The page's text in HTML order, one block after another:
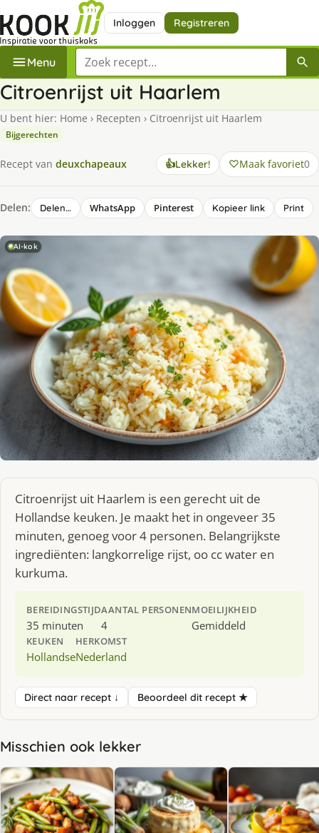
Inloggen Registreren
Menu Zoek een recept
Citroenrijst uit Haarlem
U bent hier: Home › Recepten › Citroenrijst uit Haarlem
Bijgerechten
Recept van deuxchapeaux 👍Lekker! Maak favoriet0
Delen: Delen… WhatsApp Pinterest Kopieer link Print
AI-kok
Citroenrijst uit Haarlem is een gerecht uit de
Hollandse keuken. Je maakt het in ongeveer 35
minuten, genoeg voor 4 personen. Belangrijkste
ingrediënten: langkorrelige rijst, oo cc water en
kurkuma.
BEREIDINGSTIJD
35 minuten
AANTAL PERSONEN
4
MOEILIJKHEID
Gemiddeld
KEUKEN
Hollandse
HERKOMST
Nederland
Direct naar recept ↓ Beoordeel dit recept ★
Misschien ook lekker